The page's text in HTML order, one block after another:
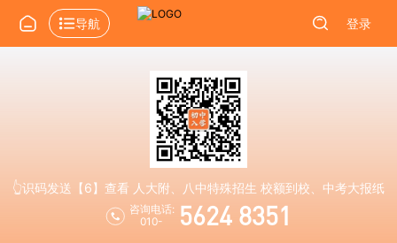
导航 登录
👆识码发送【6】查看 人大附、八中特殊招生 校额到校、中考大报纸
咨询电话:
010-
5624 8351